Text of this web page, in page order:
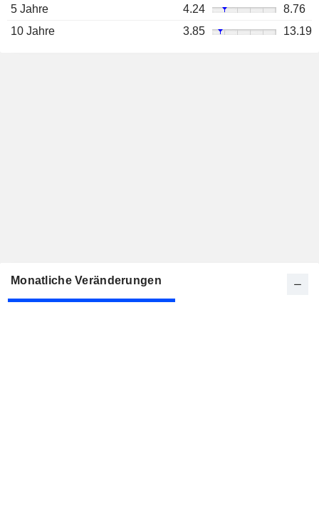
5 Jahre
4.24
8.76
10 Jahre
3.85 13.19
Monatliche Veränderungen